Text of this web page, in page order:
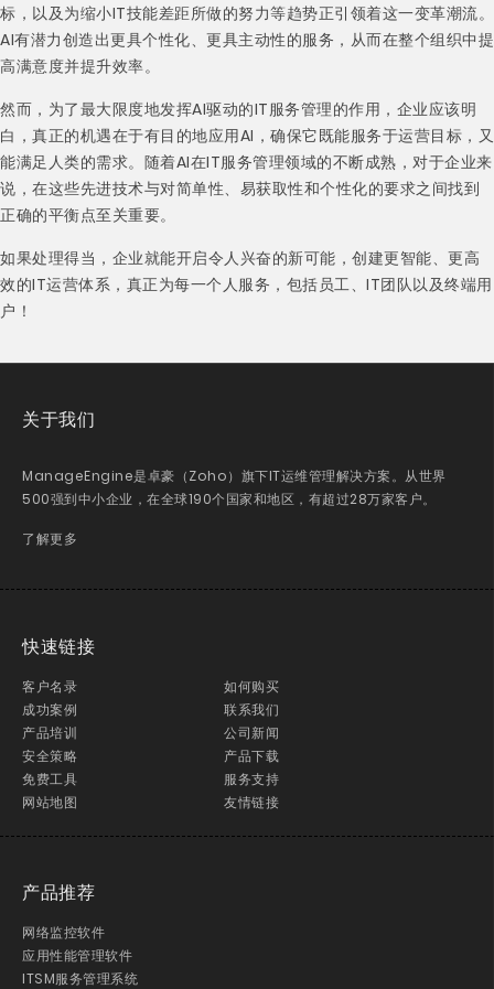
标，以及为缩小IT技能差距所做的努力等趋势正引领着这一变革潮流。
AI有潜力创造出更具个性化、更具主动性的服务，从而在整个组织中提
高满意度并提升效率。
然而，为了最大限度地发挥AI驱动的IT服务管理的作用，企业应该明
白，真正的机遇在于有目的地应用AI，确保它既能服务于运营目标，又
能满足人类的需求。随着AI在IT服务管理领域的不断成熟，对于企业来
说，在这些先进技术与对简单性、易获取性和个性化的要求之间找到
正确的平衡点至关重要。
如果处理得当，企业就能开启令人兴奋的新可能，创建更智能、更高
效的IT运营体系，真正为每一个人服务，包括员工、IT团队以及终端用
户！
关于我们
ManageEngine是卓豪（Zoho）旗下IT运维管理解决方案。从世界
500强到中小企业，在全球190个国家和地区，有超过28万家客户。
了解更多
快速链接
客户名录
成功案例
产品培训
安全策略
免费工具
网站地图
如何购买
联系我们
公司新闻
产品下载
服务支持
友情链接
产品推荐
网络监控软件
应用性能管理软件
ITSM服务管理系统